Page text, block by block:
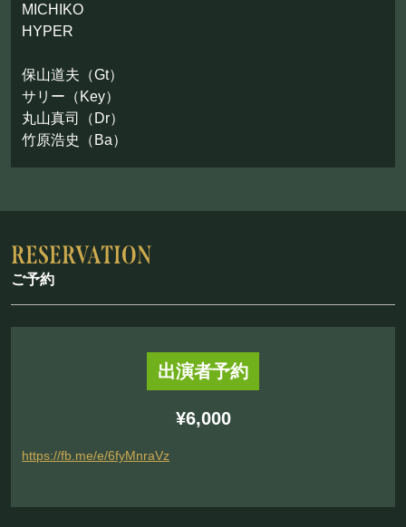
MICHIKO
HYPER
保山道夫（Gt）
サリー（Key）
丸山真司（Dr）
竹原浩史（Ba）
ご予約
出演者予約
¥6,000
https://fb.me/e/6fyMnraVz